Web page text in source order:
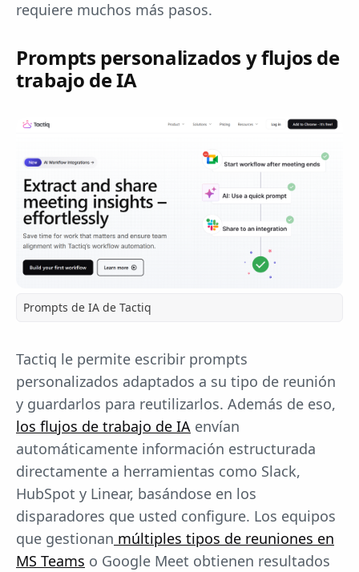
requiere muchos más pasos.
Prompts personalizados y flujos de
trabajo de IA
Prompts de IA de Tactiq
Tactiq le permite escribir prompts
personalizados adaptados a su tipo de reunión
y guardarlos para reutilizarlos. Además de eso,
los flujos de trabajo de IA envían
automáticamente información estructurada
directamente a herramientas como Slack,
HubSpot y Linear, basándose en los
disparadores que usted configure. Los equipos
que gestionan múltiples tipos de reuniones en
MS Teams o Google Meet obtienen resultados